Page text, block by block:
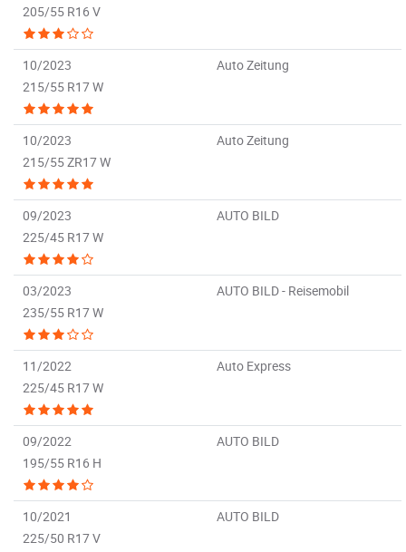
205/55 R16 V
10/2023
Auto Zeitung
215/55 R17 W
10/2023
Auto Zeitung
215/55 ZR17 W
09/2023
AUTO BILD
225/45 R17 W
03/2023
AUTO BILD - Reisemobil
235/55 R17 W
11/2022
Auto Express
225/45 R17 W
09/2022
AUTO BILD
195/55 R16 H
10/2021
AUTO BILD
225/50 R17 V